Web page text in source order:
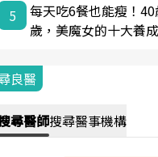
5
每天吃6餐也能瘦！
歲，美魔女的十大養
良醫
尋醫師搜尋醫事機構